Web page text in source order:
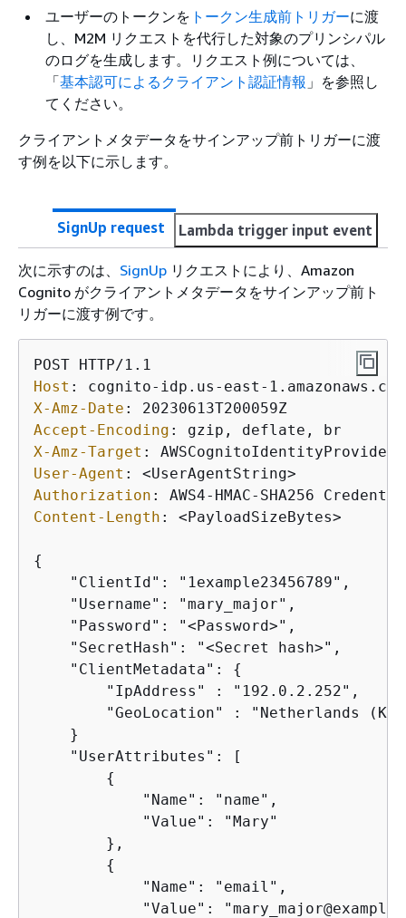
ユーザーのトークンを トークン生成前トリガーに渡
し、M2M リクエストを代行した対象のプリンシパル
のログを生成します。リクエスト例については、
「基本認可によるクライアント認証情報 」を参照し
てください。
クライアントメタデータをサインアップ前トリガーに渡
す例を以下に示します。
SignUp request Lambda trigger input event
次に示すのは、 SignUp リクエストにより、Amazon
Cognito がクライアントメタデータをサインアップ前ト
リガーに渡す例です。
Host :
X-Amz-Date :
Accept-Encoding :
X-Amz-Target :
User-Agent :
Authorization :
Content-Length : <PayloadSizeBytes>
{
    "ClientId": "1example23456789",
    "Username": "mary_major",
    "Password": "<Password>",
    "SecretHash": "<Secret hash>",
    "ClientMetadata":
{
        "IpAddress" : "192.0.2.252",
"GeoLocation" : "Netherlands
    }
    "UserAttributes": [
{
            "Name": "name",
            "Value": "Mary"
        },
{
            "Name": "email",
"Value":